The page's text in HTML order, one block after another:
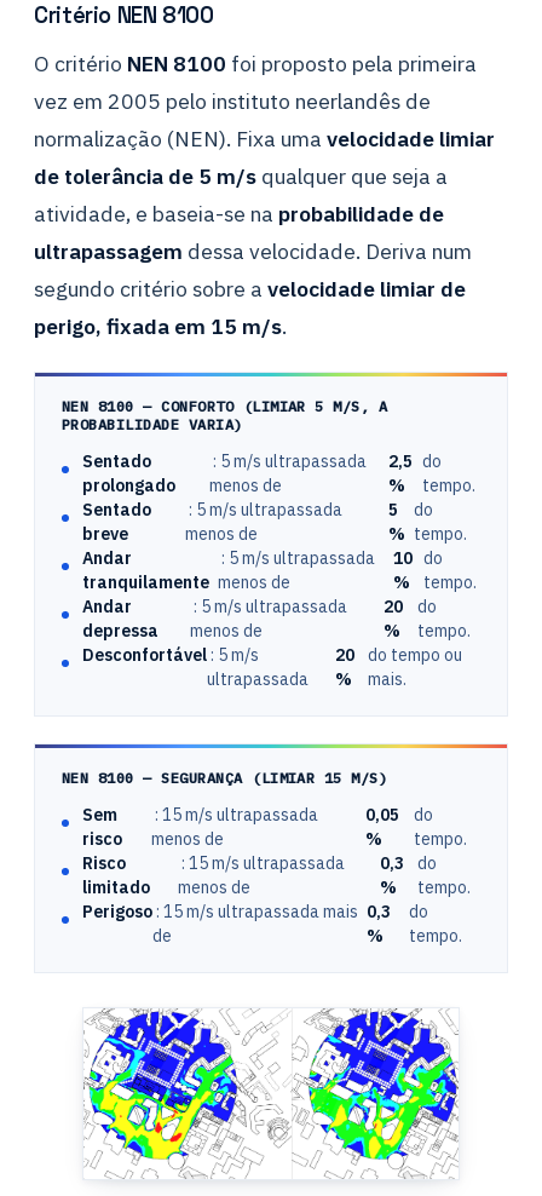
Critério NEN 8100
O critério NEN 8100 foi proposto pela primeira
vez em 2005 pelo instituto neerlandês de
normalização (NEN). Fixa uma velocidade limiar
de tolerância de 5 m/s qualquer que seja a
atividade, e baseia-se na probabilidade de
ultrapassagem dessa velocidade. Deriva num
segundo critério sobre a velocidade limiar de
perigo, fixada em 15 m/s.
NEN 8100 — CONFORTO (LIMIAR 5 M/S, A
PROBABILIDADE VARIA)
Sentado
prolongado
: 5 m/s ultrapassada
menos de
2,5
%
do
tempo.
Sentado
breve
: 5 m/s ultrapassada
menos de
5
%
do
tempo.
Andar
tranquilamente
: 5 m/s ultrapassada
menos de
10
%
do
tempo.
Andar
depressa
: 5 m/s ultrapassada
menos de
20
%
do
tempo.
Desconfortável : 5 m/s
ultrapassada
20
%
do tempo ou
mais.
NEN 8100 — SEGURANÇA (LIMIAR 15 M/S)
Sem
risco
: 15 m/s ultrapassada
menos de
0,05
%
do
tempo.
Risco
limitado
: 15 m/s ultrapassada
menos de
0,3
%
do
tempo.
Perigoso : 15 m/s ultrapassada mais
de
0,3
%
do
tempo.